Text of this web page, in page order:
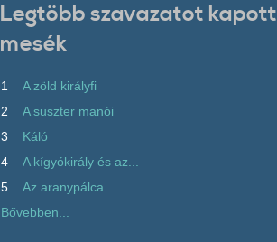
Legtöbb szavazatot kapott
mesék
1
A zöld királyfi
2
A suszter manói
3
Káló
4
A kígyókirály és az...
5
Az aranypálca
Bővebben...